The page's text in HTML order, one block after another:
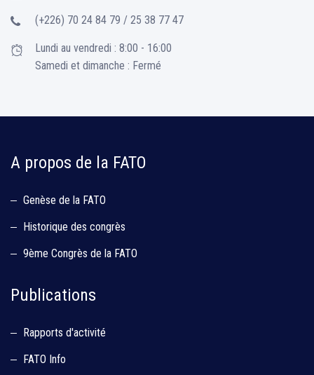
(+226) 70 24 84 79 / 25 38 77 47
Lundi au vendredi : 8:00 - 16:00
Samedi et dimanche : Fermé
A propos de la FATO
Genèse de la FATO
Historique des congrès
9ème Congrès de la FATO
Publications
Rapports d'activité
FATO Info